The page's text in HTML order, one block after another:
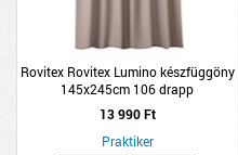
Rovitex Rovitex Lumino készfüggöny
145x245cm 106 drapp
13 990 Ft
Praktiker